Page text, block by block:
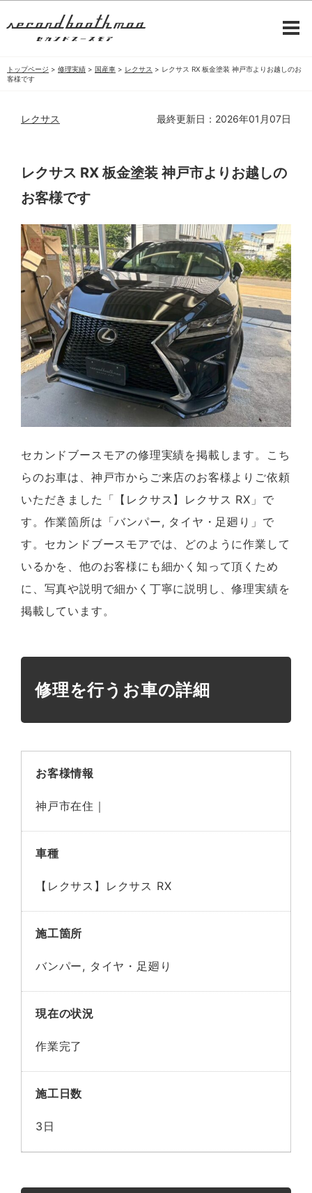
トップページ > 修理実績 > 国産車 > レクサス > レクサス RX 板金塗装 神戸市よりお越しのお
客様です
レクサス 最終更新日：2026年01月07日
レクサス RX 板金塗装 神戸市よりお越しの
お客様です
セカンドブースモアの修理実績を掲載します。こち
らのお車は、神戸市からご来店のお客様よりご依頼
いただきました「【レクサス】レクサス RX」で
す。作業箇所は「バンパー, タイヤ・足廻り」で
す。セカンドブースモアでは、どのように作業して
いるかを、他のお客様にも細かく知って頂くため
に、写真や説明で細かく丁寧に説明し、修理実績を
掲載しています。
修理を行うお車の詳細
お客様情報
神戸市在住｜
車種
【レクサス】レクサス RX
施工箇所
バンパー, タイヤ・足廻り
現在の状況
作業完了
施工日数
3日